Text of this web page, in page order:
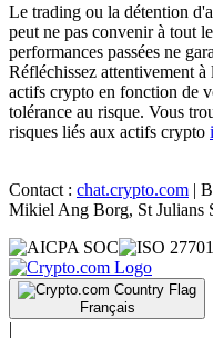
Le trading ou la détention
peut ne pas convenir à tout
performances passées ne
Réfléchissez attentivement à
actifs crypto en fonction de
tolérance au risque. Vous
risques liés aux actifs crypto
Contact : chat.crypto.com |
Mikiel Ang Borg, St Julians
Français
|